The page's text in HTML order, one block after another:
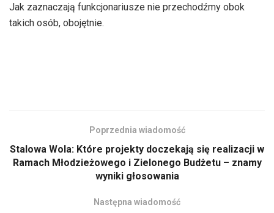
Jak zaznaczają funkcjonariusze nie przechodźmy obok
takich osób, obojętnie.
Poprzednia wiadomość
Stalowa Wola: Które projekty doczekają się realizacji w
Ramach Młodzieżowego i Zielonego Budżetu – znamy
wyniki głosowania
Następna wiadomość